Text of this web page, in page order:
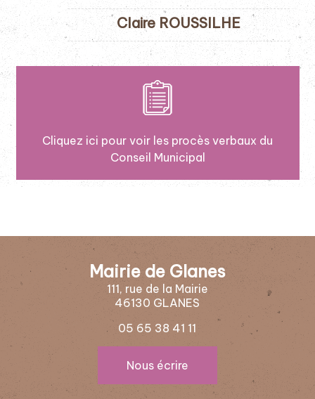
Claire ROUSSILHE
Cliquez ici pour voir les procès verbaux du
Conseil Municipal
Mairie de Glanes
111, rue de la Mairie
46130 GLANES
05 65 38 41 11
Nous écrire